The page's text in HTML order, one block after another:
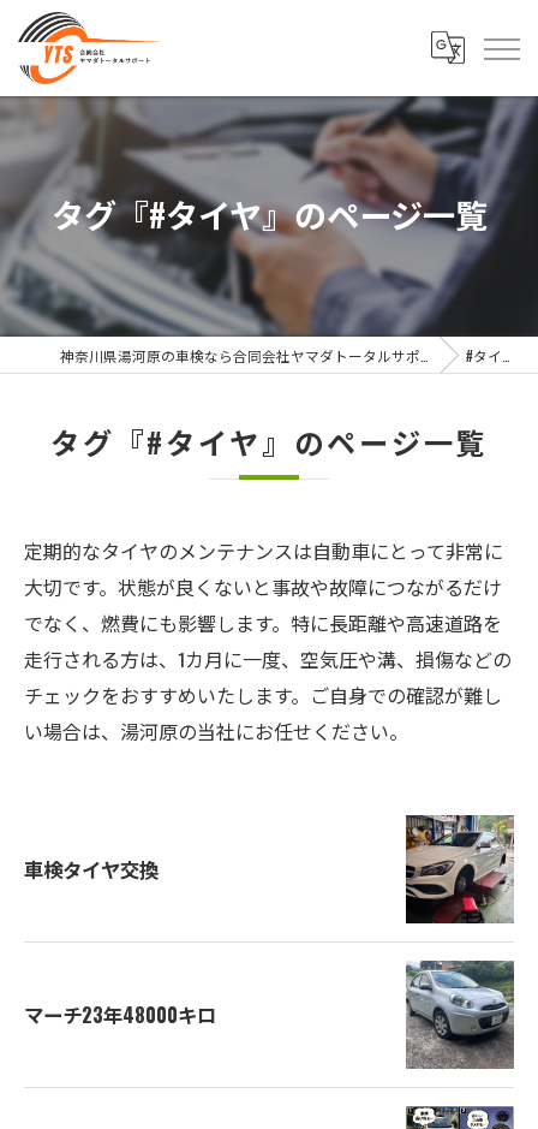
タグ『#タイヤ』のページ一覧
#タイヤ
タグ『#タイヤ』のページ一覧
定期的なタイヤのメンテナンスは自動車にとって非常に
大切です。状態が良くないと事故や故障につながるだけ
でなく、燃費にも影響します。特に長距離や高速道路を
走行される方は、1カ月に一度、空気圧や溝、損傷などの
チェックをおすすめいたします。ご自身での確認が難し
い場合は、湯河原の当社にお任せください。
車検タイヤ交換
マーチ23年48000キロ